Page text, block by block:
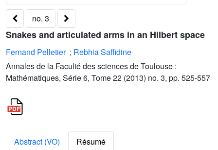
no. 3
Snakes and articulated arms in an Hilbert space
Fernand Pelletier; Rebhia Saffidine
Annales de la Faculté des sciences de Toulouse :
Mathématiques, Série 6, Tome 22 (2013) no. 3, pp. 525-557
Abstract (VO)
Résumé